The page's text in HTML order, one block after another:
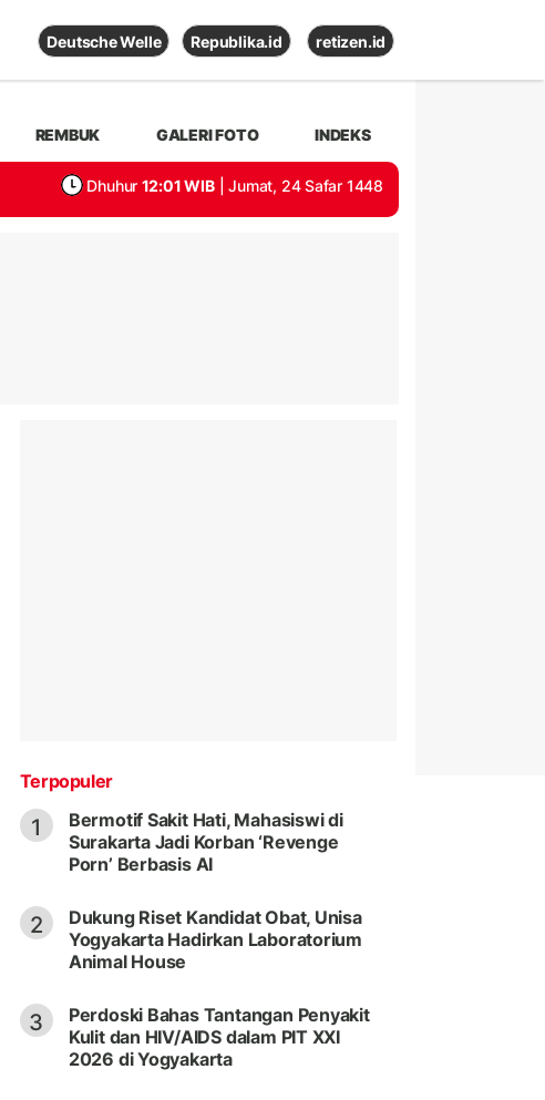
Deutsche Welle Republika.id retizen.id
REMBUK GALERI FOTO INDEKS
Dhuhur 12:01 WIB | Jumat, 24 Safar 1448
Terpopuler
1
Bermotif Sakit Hati, Mahasiswi di
Surakarta Jadi Korban ‘Revenge
Porn’ Berbasis AI
2
Dukung Riset Kandidat Obat, Unisa
Yogyakarta Hadirkan Laboratorium
Animal House
3
Perdoski Bahas Tantangan Penyakit
Kulit dan HIV/AIDS dalam PIT XXI
2026 di Yogyakarta